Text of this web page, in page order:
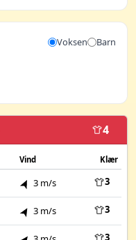
Voksen Barn
4
Vind Klær
3 m/s 3
3 m/s 3
3